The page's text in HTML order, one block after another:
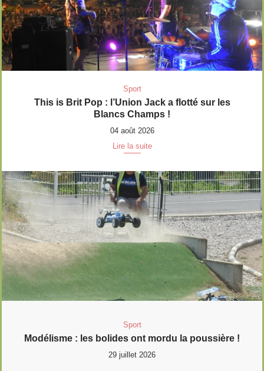
Sport
This is Brit Pop : l’Union Jack a flotté sur les
Blancs Champs !
04 août 2026
Lire la suite
Sport
Modélisme : les bolides ont mordu la poussière !
29 juillet 2026